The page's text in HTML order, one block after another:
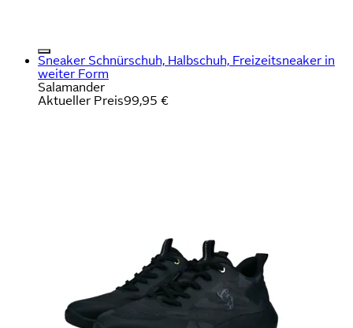
Sneaker Schnürschuh, Halbschuh, Freizeitsneaker in
weiter Form
Salamander
Aktueller Preis99,95 €